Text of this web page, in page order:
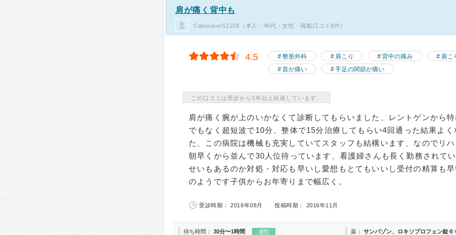
肩が痛く背中も
Caloouser52108（本人・40代・女性・掲載口コミ8件）
4.5 整形外科 肩こり 背中の痛み
肩こ
首が痛い
手足の関節が痛い
この口コミは受診から5年以上経過しています。
肩が痛く腕が上のいかなくて診断してもらいました、レントゲンから
でもなく超短波で10分、整体で15分治療してもらい4回通った結果よく
た、この病院は機械も充実していてスタッフも結構います、なのでリ
朝早くから並んで30人位待っています、看護婦さんも長く勤務されて
せいもあるのか対処・対応も早いし愛想もとてもいいし受付の精算も
のようです子供からお年寄りまで幅広く。
受診時期： 2016年08月 投稿時期： 2016年11月
待ち時間： 30分〜1時間 通院 薬： サンパゾン、ロキソプロフェン錠６